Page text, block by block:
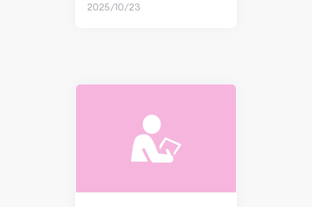
2025/10/23